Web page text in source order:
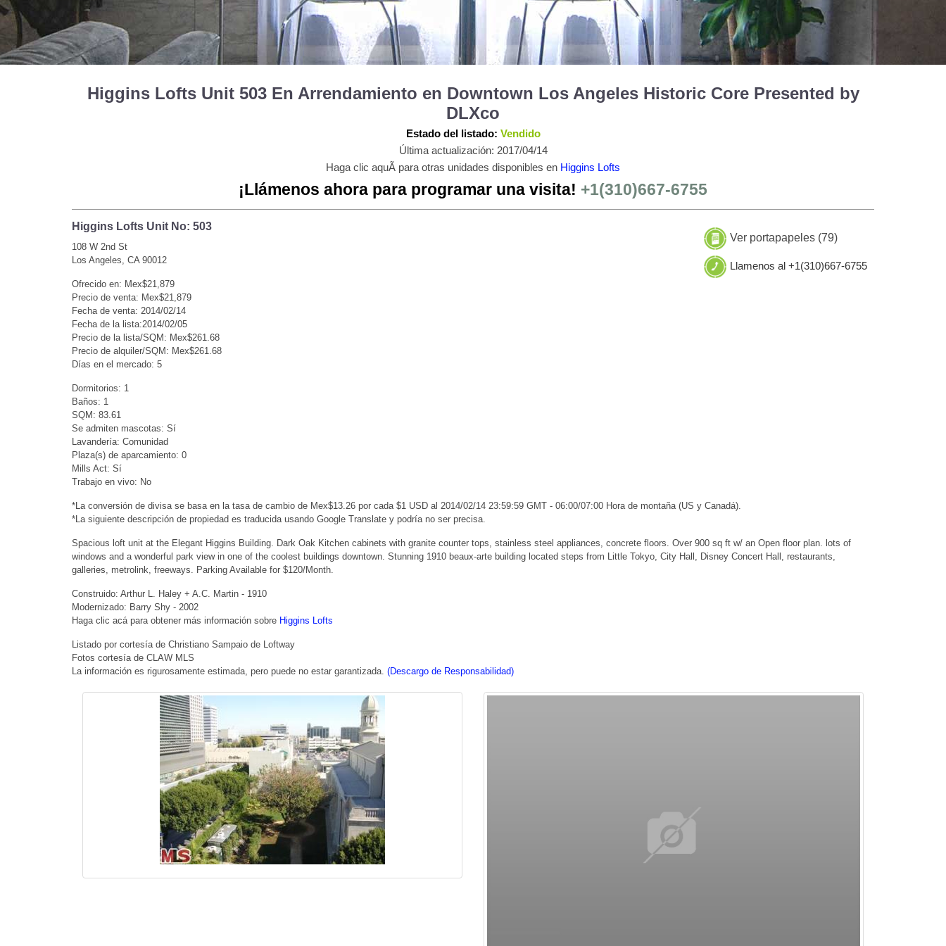
Higgins Lofts Unit 503 En Arrendamiento en Downtown Los Angeles Historic Core Presented by
DLXco
Estado del listado: Vendido
Última actualización: 2017/04/14
Haga clic aquÃ­ para otras unidades disponibles en Higgins Lofts
¡Llámenos ahora para programar una visita! +1(310)667-6755
Higgins Lofts Unit No: 503
108 W 2nd St
Los Angeles, CA 90012
Ofrecido en: Mex$21,879
Precio de venta: Mex$21,879
Fecha de venta: 2014/02/14
Fecha de la lista:2014/02/05
Precio de la lista/SQM: Mex$261.68
Precio de alquiler/SQM: Mex$261.68
Días en el mercado: 5
Dormitorios: 1
Baños: 1
SQM: 83.61
Se admiten mascotas: Sí
Lavandería: Comunidad
Plaza(s) de aparcamiento: 0
Mills Act: Sí
Trabajo en vivo: No
Ver portapapeles (79)
Llamenos al +1(310)667-6755
*La conversión de divisa se basa en la tasa de cambio de Mex$13.26 por cada $1 USD al 2014/02/14 23:59:59 GMT - 06:00/07:00 Hora de montaña (US y Canadá).
*La siguiente descripción de propiedad es traducida usando Google Translate y podría no ser precisa.
Spacious loft unit at the Elegant Higgins Building. Dark Oak Kitchen cabinets with granite counter tops, stainless steel appliances, concrete floors. Over 900 sq ft w/ an Open floor plan. lots of
windows and a wonderful park view in one of the coolest buildings downtown. Stunning 1910 beaux-arte building located steps from Little Tokyo, City Hall, Disney Concert Hall, restaurants,
galleries, metrolink, freeways. Parking Available for $120/Month.
Construido: Arthur L. Haley + A.C. Martin - 1910
Modernizado: Barry Shy - 2002
Haga clic acá para obtener más información sobre Higgins Lofts
Listado por cortesía de Christiano Sampaio de Loftway
Fotos cortesía de CLAW MLS
La información es rigurosamente estimada, pero puede no estar garantizada. (Descargo de Responsabilidad)